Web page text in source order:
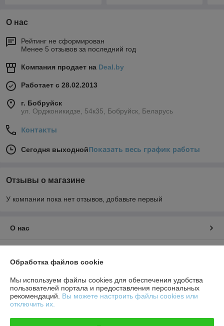
О нас
Рейтинг не сформирован
Менее 5 отзывов за последний год
Компания продает на Deal.by
Работает с 28.02.2013
г. Бобруйск
ул. Орджоникидзе, 54к35, Бобруйск, Беларусь
Контакты
Сегодня выходнойПоказать весь график работы
Отзывы о магазине
У компании пока нет отзывов, добавьте первый
О нас
График работы
Обработка файлов cookie
Мы используем файлы cookies для обеспечения удобства
пользователей портала и предоставления персональных
рекомендаций. Вы можете настроить файлы cookies или
отключить их.